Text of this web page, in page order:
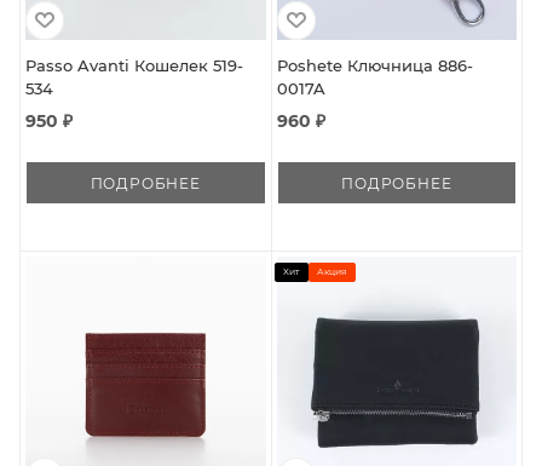
Passo Avanti Кошелек 519-
534
950 ₽
ПОДРОБНЕЕ
Poshete Ключница 886-
0017A
960 ₽
ПОДРОБНЕЕ
Хит Акция